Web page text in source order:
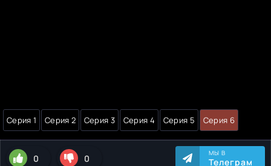
Серия 1 Серия 2 Серия 3 Серия 4 Серия 5 Серия 6
0 0 МЫ В
Телеграм